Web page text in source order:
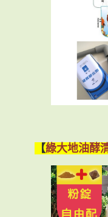
【綠大地油酵